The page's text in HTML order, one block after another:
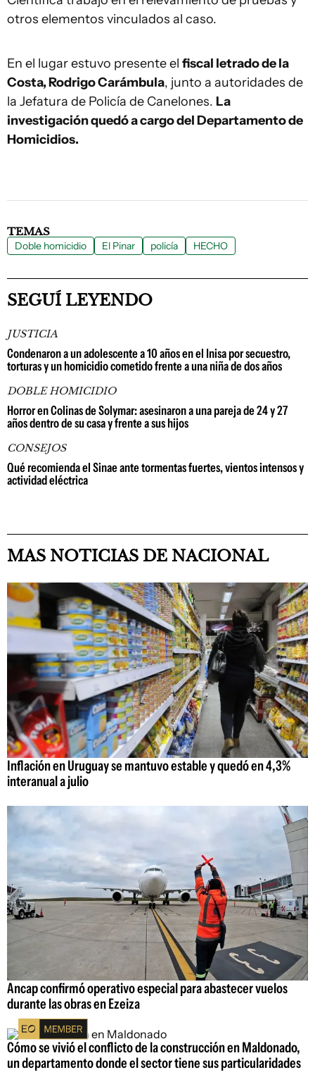
otros elementos vinculados al caso.
En el lugar estuvo presente el fiscal letrado de la
Costa, Rodrigo Carámbula, junto a autoridades de
la Jefatura de Policía de Canelones. La
investigación quedó a cargo del Departamento de
Homicidios.
TEMAS
Doble homicidio El Pinar policía HECHO
SEGUÍ LEYENDO
JUSTICIA
Condenaron a un adolescente a 10 años en el Inisa por secuestro,
torturas y un homicidio cometido frente a una niña de dos años
DOBLE HOMICIDIO
Horror en Colinas de Solymar: asesinaron a una pareja de 24 y 27
años dentro de su casa y frente a sus hijos
CONSEJOS
Qué recomienda el Sinae ante tormentas fuertes, vientos intensos y
actividad eléctrica
MAS NOTICIAS DE NACIONAL
Inflación en Uruguay se mantuvo estable y quedó en 4,3%
interanual a julio
Ancap confirmó operativo especial para abastecer vuelos
durante las obras en Ezeiza
Cómo se vivió el conflicto de la construcción en Maldonado,
un departamento donde el sector tiene sus particularidades